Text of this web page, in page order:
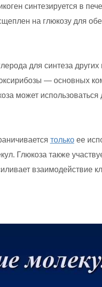
синтезируется в
на глюкозу для
для синтеза
— основных
может использоваться
толькоее
Глюкоза также
взаимодействие